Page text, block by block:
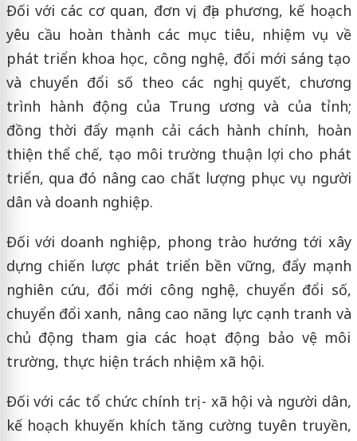
Đối với các cơ quan, đơn vị, địa phương, kế hoạch
yêu cầu hoàn thành các mục tiêu, nhiệm vụ về
phát triển khoa học, công nghệ, đổi mới sáng tạo
và chuyển đổi số theo các nghị quyết, chương
trình hành động của Trung ương và của tỉnh;
đồng thời đẩy mạnh cải cách hành chính, hoàn
thiện thể chế, tạo môi trường thuận lợi cho phát
triển, qua đó nâng cao chất lượng phục vụ người
dân và doanh nghiệp.
Đối với doanh nghiệp, phong trào hướng tới xây
dựng chiến lược phát triển bền vững, đẩy mạnh
nghiên cứu, đổi mới công nghệ, chuyển đổi số,
chuyển đổi xanh, nâng cao năng lực cạnh tranh và
chủ động tham gia các hoạt động bảo vệ môi
trường, thực hiện trách nhiệm xã hội.
Đối với các tổ chức chính trị - xã hội và người dân,
kế hoạch khuyến khích tăng cường tuyên truyền,